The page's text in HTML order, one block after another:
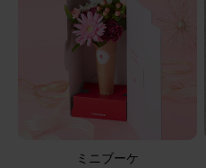
ミニブーケ